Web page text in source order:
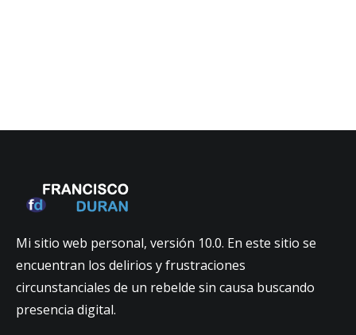
Mi sitio web personal, versión 10.0. En este sitio se
encuentran los delirios y frustraciones
circunstanciales de un rebelde sin causa buscando
presencia digital.